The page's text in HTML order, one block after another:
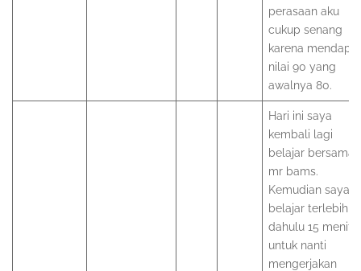
perasaan aku
cukup senang
karena mendapat
nilai 90 yang
awalnya 80.
Hari ini saya
kembali lagi
belajar bersama
mr bams.
Kemudian saya
belajar terlebih
dahulu 15 menit
untuk nanti
mengerjakan